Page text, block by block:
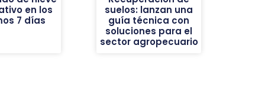
en los
7 días
suelos: lanzan una
guía técnica con
soluciones para el
sector agropecuario